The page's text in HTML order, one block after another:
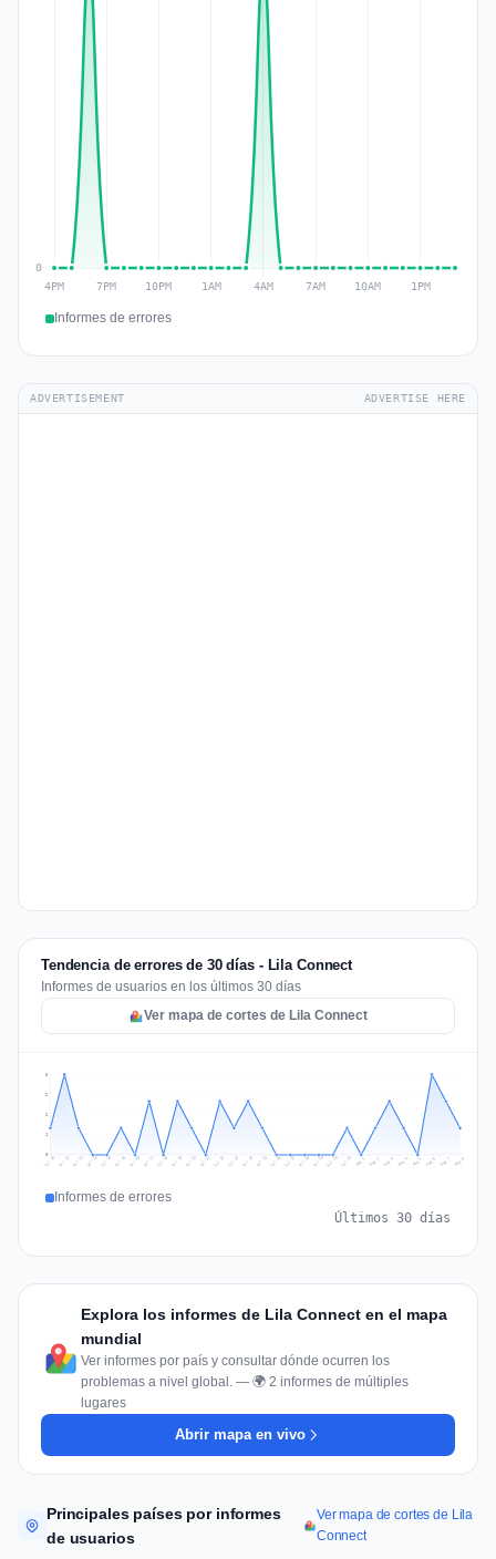
Informes de errores
ADVERTISEMENT ADVERTISE HERE
Tendencia de errores de 30 días - Lila Connect
Informes de usuarios en los últimos 30 días
Ver mapa de cortes de Lila Connect
1
2
2
3
Jul 10 Jul 11 Jul 12 Jul 13 Jul 14 Jul 15 Jul 16 Jul 17 Jul 18 Jul 19 Jul 20 Jul 21 Jul 22 Jul 23 Jul 24 Jul 25 Jul 26 Jul 27 Jul 28 Jul 29 Jul 30 Jul 31 Aug 1 Aug 2 Aug 3 Aug 4 Aug 5 Aug 6 Aug 7 Aug 8
Informes de errores
Últimos 30 días
Explora los informes de Lila Connect en el mapa
mundial
Ver informes por país y consultar dónde ocurren los
problemas a nivel global. — 🌍 2 informes de múltiples
lugares
Abrir mapa en vivo
Principales países por informes
de usuarios
Ver mapa de cortes de Lila
Connect